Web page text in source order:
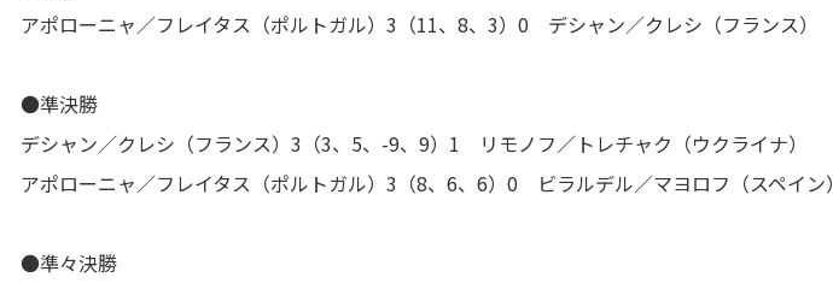
アポローニャ／フレイタス（ポルトガル）3（11、8、3）0 デシャン／クレシ（フランス）
●準決勝
デシャン／クレシ（フランス）3（3、5、-9、9）1 リモノフ／トレチャク（ウクライナ）
アポローニャ／フレイタス（ポルトガル）3（8、6、6）0 ビラルデル／マヨロフ（スペイン）
●準々決勝